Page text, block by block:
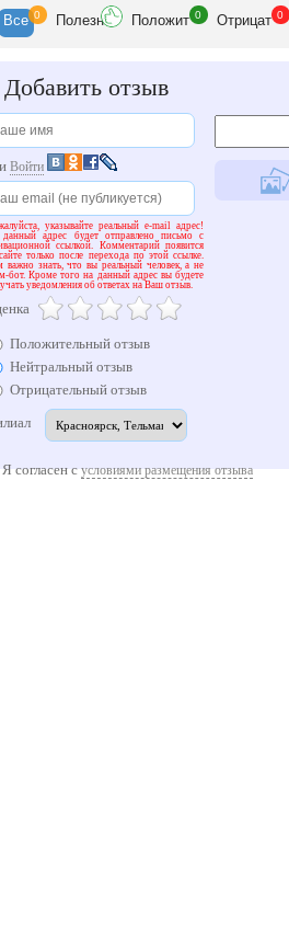
Все 0 Полезн Положит 0 Отрицат 0
Добавить отзыв
Войти
указывайте реальный e-mail адрес!
адрес будет отправлено письмо с
ссылкой. Комментарий появится
только после перехода по этой ссылке.
важно знать, что вы реальный человек, а не
бот. Кроме того на данный адрес вы будете
уведомления об ответах на Ваш отзыв.
Положительный отзыв
Нейтральный отзыв
Отрицательный отзыв
Я согласен с условиями размещения отзыва